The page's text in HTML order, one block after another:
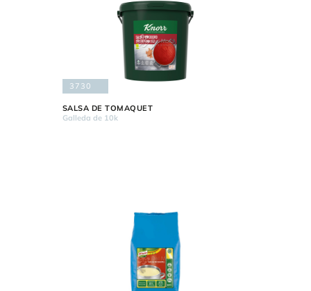
3730
SALSA DE TOMAQUET
Galleda de 10k